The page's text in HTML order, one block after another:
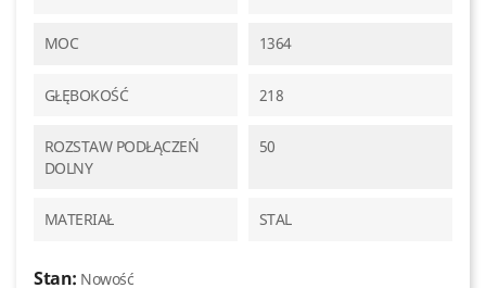
MOC 1364
GŁĘBOKOŚĆ 218
ROZSTAW PODŁĄCZEŃ
DOLNY
50
MATERIAŁ STAL
Stan: Nowość